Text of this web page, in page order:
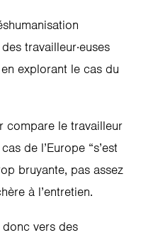
travailleur·euses
explorant le cas du
compare le travailleur
de l’Europe “s’est
bruyante, pas assez
à l’entretien.
vers des